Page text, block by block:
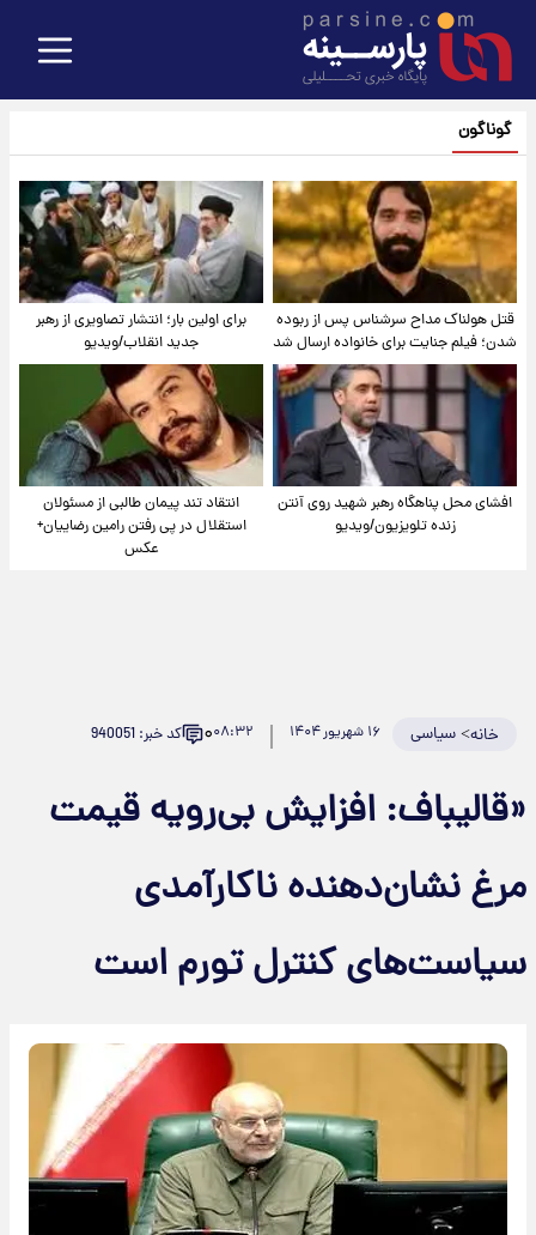
گوناگون
قتل هولناک مداح سرشناس پس از ربوده
شدن؛ فیلم جنایت برای خانواده ارسال شد
برای اولین بار؛ انتشار تصاویری از رهبر
جدید انقلاب/ویدیو
افشای محل پناهگاه‌ رهبر شهید روی آنتن
زنده تلویزیون/ویدیو
انتقاد تند پیمان طالبی از مسئولان
استقلال در پی رفتن رامین رضاییان+
عکس
خانه>سیاسی ۱۶ شهریور ۱۴۰۴ ۰۸:۳۲۰ کد خبر: 940051
«قالیباف: افزایش بی‌رویه قیمت
مرغ نشان‌دهنده ناکارآمدی
سیاست‌های کنترل تورم است